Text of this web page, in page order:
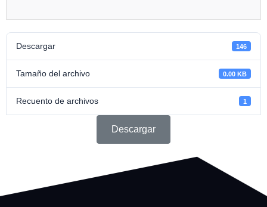
Descargar 146
Tamaño del archivo 0.00 KB
Recuento de archivos 1
Descargar